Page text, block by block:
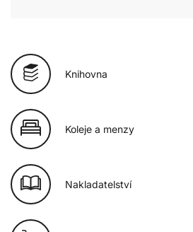
Knihovna
Koleje a menzy
Nakladatelství